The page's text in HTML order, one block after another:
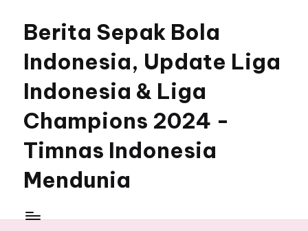
content
Berita Sepak Bola
Indonesia, Update Liga
Indonesia & Liga
Champions 2024 -
Timnas Indonesia
Mendunia